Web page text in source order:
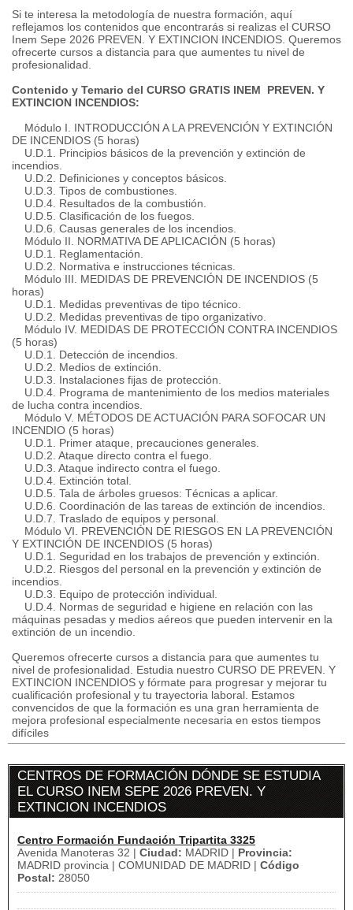
Si te interesa la metodología de nuestra formación, aquí
reflejamos los contenidos que encontrarás si realizas el CURSO
Inem Sepe 2026 PREVEN. Y EXTINCION INCENDIOS. Queremos
ofrecerte cursos a distancia para que aumentes tu nivel de
profesionalidad.
Contenido y Temario del CURSO GRATIS INEM PREVEN. Y
EXTINCION INCENDIOS:
Módulo I. INTRODUCCIÓN A LA PREVENCIÓN Y EXTINCIÓN
DE INCENDIOS (5 horas)
U.D.1. Principios básicos de la prevención y extinción de
incendios.
U.D.2. Definiciones y conceptos básicos.
U.D.3. Tipos de combustiones.
U.D.4. Resultados de la combustión.
U.D.5. Clasificación de los fuegos.
U.D.6. Causas generales de los incendios.
Módulo II. NORMATIVA DE APLICACIÓN (5 horas)
U.D.1. Reglamentación.
U.D.2. Normativa e instrucciones técnicas.
Módulo III. MEDIDAS DE PREVENCIÓN DE INCENDIOS (5
horas)
U.D.1. Medidas preventivas de tipo técnico.
U.D.2. Medidas preventivas de tipo organizativo.
Módulo IV. MEDIDAS DE PROTECCIÓN CONTRA INCENDIOS
(5 horas)
U.D.1. Detección de incendios.
U.D.2. Medios de extinción.
U.D.3. Instalaciones fijas de protección.
U.D.4. Programa de mantenimiento de los medios materiales
de lucha contra incendios.
Módulo V. MÉTODOS DE ACTUACIÓN PARA SOFOCAR UN
INCENDIO (5 horas)
U.D.1. Primer ataque, precauciones generales.
U.D.2. Ataque directo contra el fuego.
U.D.3. Ataque indirecto contra el fuego.
U.D.4. Extinción total.
U.D.5. Tala de árboles gruesos: Técnicas a aplicar.
U.D.6. Coordinación de las tareas de extinción de incendios.
U.D.7. Traslado de equipos y personal.
Módulo VI. PREVENCIÓN DE RIESGOS EN LA PREVENCIÓN
Y EXTINCIÓN DE INCENDIOS (5 horas)
U.D.1. Seguridad en los trabajos de prevención y extinción.
U.D.2. Riesgos del personal en la prevención y extinción de
incendios.
U.D.3. Equipo de protección individual.
U.D.4. Normas de seguridad e higiene en relación con las
máquinas pesadas y medios aéreos que pueden intervenir en la
extinción de un incendio.
Queremos ofrecerte cursos a distancia para que aumentes tu
nivel de profesionalidad. Estudia nuestro CURSO DE PREVEN. Y
EXTINCION INCENDIOS y fórmate para progresar y mejorar tu
cualificación profesional y tu trayectoria laboral. Estamos
convencidos de que la formación es una gran herramienta de
mejora profesional especialmente necesaria en estos tiempos
difíciles
CENTROS DE FORMACIÓN DÓNDE SE ESTUDIA
EL CURSO INEM SEPE 2026 PREVEN. Y
EXTINCION INCENDIOS
Centro Formación Fundación Tripartita 3325
Avenida Manoteras 32 | Ciudad: MADRID | Provincia:
MADRID provincia | COMUNIDAD DE MADRID | Código
Postal: 28050